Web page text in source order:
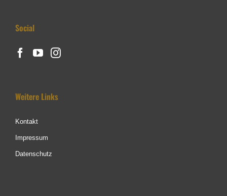
Social
Weitere Links
Kontakt
Impressum
Datenschutz